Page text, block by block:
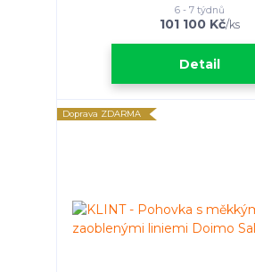
101 100 Kč/ks
6 - 7 týdnů
Detail
Doprava ZDARMA